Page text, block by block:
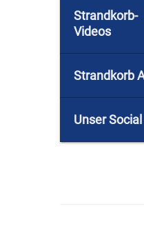
Strandkorb-
Videos
Strandkorb
Unser